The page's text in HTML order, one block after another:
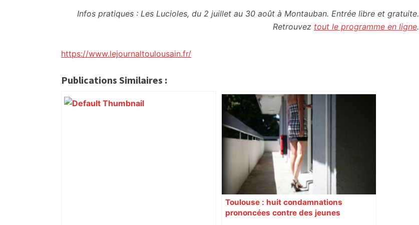
Infos pratiques : Les Lucioles, du 2 juillet au 30 août à Montauban. Entrée libre et gratuite.
Retrouvez tout le programme en ligne.
https://www.lejournaltoulousain.fr/
Publications Similaires :
Toulouse : huit condamnations
prononcées contre des jeunes